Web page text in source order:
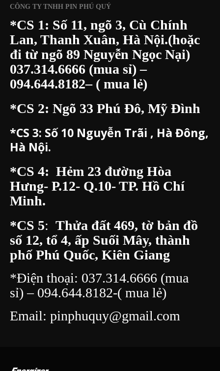
*CS 1: Số 11, ngõ 3, Cù Chính
Lan, Thanh Xuân, Hà Nội.(hoặc
đi từ ngõ 89 Nguyễn Ngọc Nại)
037.314.6666 (mua sỉ) –
094.644.8182– ( mua lẻ)
*CS 2: Ngõ 33 Phú Đô, Mỹ Đình
*CS 3: Số 10 Nguyễn Trãi , Hà Đông,
Hà Nội.
*CS 4: Hẻm 23 đường Hòa
Hưng- P.12- Q.10- TP. Hồ Chí
Minh.
*CS 5:Thửa đất 469, tờ bản đồ
số 12, tổ 4, ấp Suối Mây, thành
phố Phú Quốc, Kiên Giang
*Điện thoại:037.314.6666(mua
sỉ) – 094.644.8182-( mua lẻ)
Email: pinphuquy@gmail.com